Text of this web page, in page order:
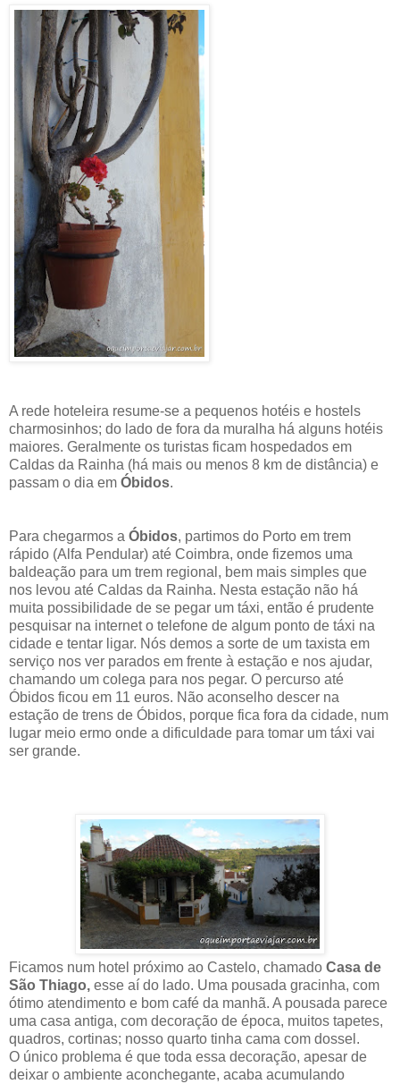
A rede hoteleira resume-se a pequenos hotéis e hostels
charmosinhos; do lado de fora da muralha há alguns hotéis
maiores. Geralmente os turistas ficam hospedados em
Caldas da Rainha (há mais ou menos 8 km de distância) e
passam o dia em Óbidos.
Para chegarmos a Óbidos, partimos do Porto em trem
rápido (Alfa Pendular) até Coimbra, onde fizemos uma
baldeação para um trem regional, bem mais simples que
nos levou até Caldas da Rainha. Nesta estação não há
muita possibilidade de se pegar um táxi, então é prudente
pesquisar na internet o telefone de algum ponto de táxi na
cidade e tentar ligar. Nós demos a sorte de um taxista em
serviço nos ver parados em frente à estação e nos ajudar,
chamando um colega para nos pegar. O percurso até
Óbidos ficou em 11 euros. Não aconselho descer na
estação de trens de Óbidos, porque fica fora da cidade, num
lugar meio ermo onde a dificuldade para tomar um táxi vai
ser grande.
Ficamos num hotel próximo ao Castelo, chamado Casa de
São Thiago, esse aí do lado. Uma pousada gracinha, com
ótimo atendimento e bom café da manhã. A pousada parece
uma casa antiga, com decoração de época, muitos tapetes,
quadros, cortinas; nosso quarto tinha cama com dossel.
O único problema é que toda essa decoração, apesar de
deixar o ambiente aconchegante, acaba acumulando